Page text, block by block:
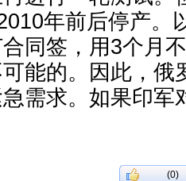
年前后停产。
同签，用3个月
能的。因此，俄
需求。如果印军
(0)